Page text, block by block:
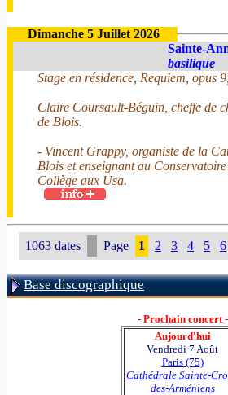
Dimanche 5 Juillet 2026
Sainte-
basilique
Stage en résidence, Requiem, opus
Claire Coursault-Béguin, cheffe de
de Blois.
- Vincent Grappy, organiste de la
Blois et enseignant au
Collège aux Usa.
1063 dates Page 1 2 3 4 5 6
Base discographique
- Prochain concert -
Aujourd'hui
Vendredi 7 Août
Paris (75)
Cathédrale Sainte-
des-Arméniens